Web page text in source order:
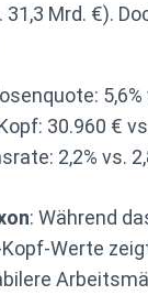
31,3 Mrd. €).
5,6%
30.960 €
2,2% vs.
: Während
Kopf-Werte